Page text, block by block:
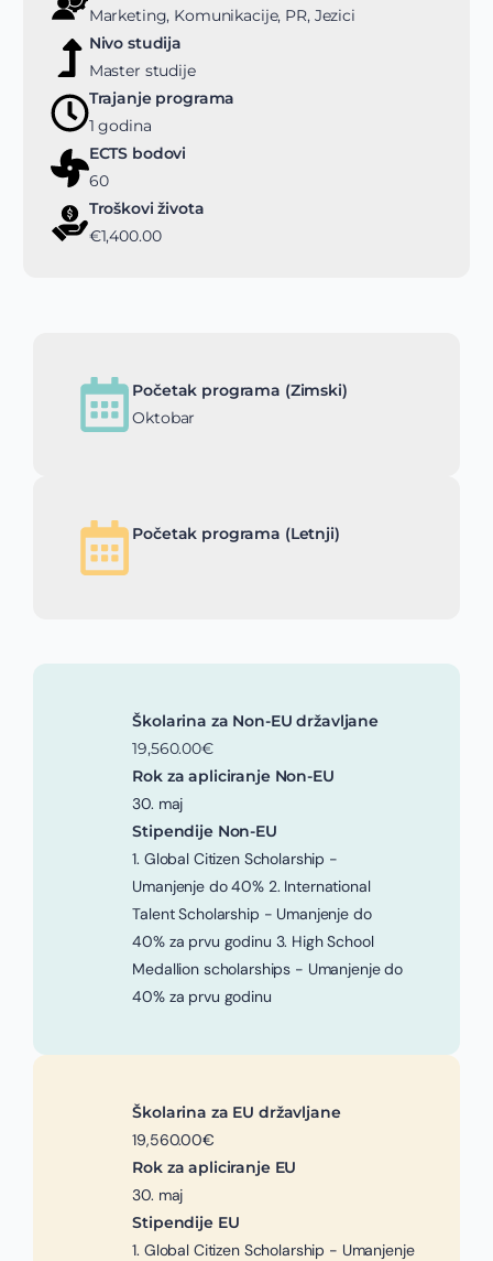
Marketing, Komunikacije, PR, Jezici
Nivo studija
Master studije
Trajanje programa
1 godina
ECTS bodovi
60
Troškovi života
€1,400.00
Početak programa (Zimski)
Oktobar
Početak programa (Letnji)
Školarina za Non-EU državljane
19,560.00€
Rok za apliciranje Non-EU
30. maj
Stipendije Non-EU
1. Global Citizen Scholarship -
Umanjenje do 40% 2. International
Talent Scholarship - Umanjenje do
40% za prvu godinu 3. High School
Medallion scholarships - Umanjenje do
40% za prvu godinu
Školarina za EU državljane
19,560.00€
Rok za apliciranje EU
30. maj
Stipendije EU
1. Global Citizen Scholarship - Umanjenje